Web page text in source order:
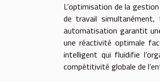
L’optimisation de la
de travail
automatisation garantit
une réactivité optimale
intelligent qui fluidifie
compétitivité globale de